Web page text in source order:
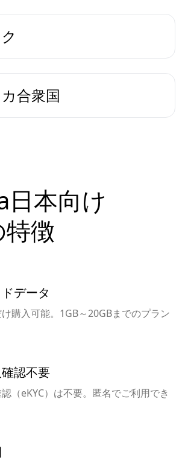
合衆国
本向け
徴
データ
購入可能。1GB～20GBまでのプラン
認不要
（eKYC）は不要。匿名でご利用でき